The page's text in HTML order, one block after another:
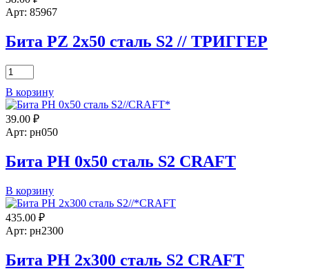
Арт: 85967
Бита PZ 2х50 сталь S2 // ТРИГГЕР
Количество
товара
Бита
PZ
2х50
сталь
//
ТРИГГЕР
В корзину
39.00 ₽
Арт: рн050
Бита PH 0х50 сталь S2 CRAFT
Количество
товара
Бита
PH
0х50
сталь
S2
В корзину
435.00 ₽
Арт: рн2300
Бита PH 2х300 сталь S2 CRAFT